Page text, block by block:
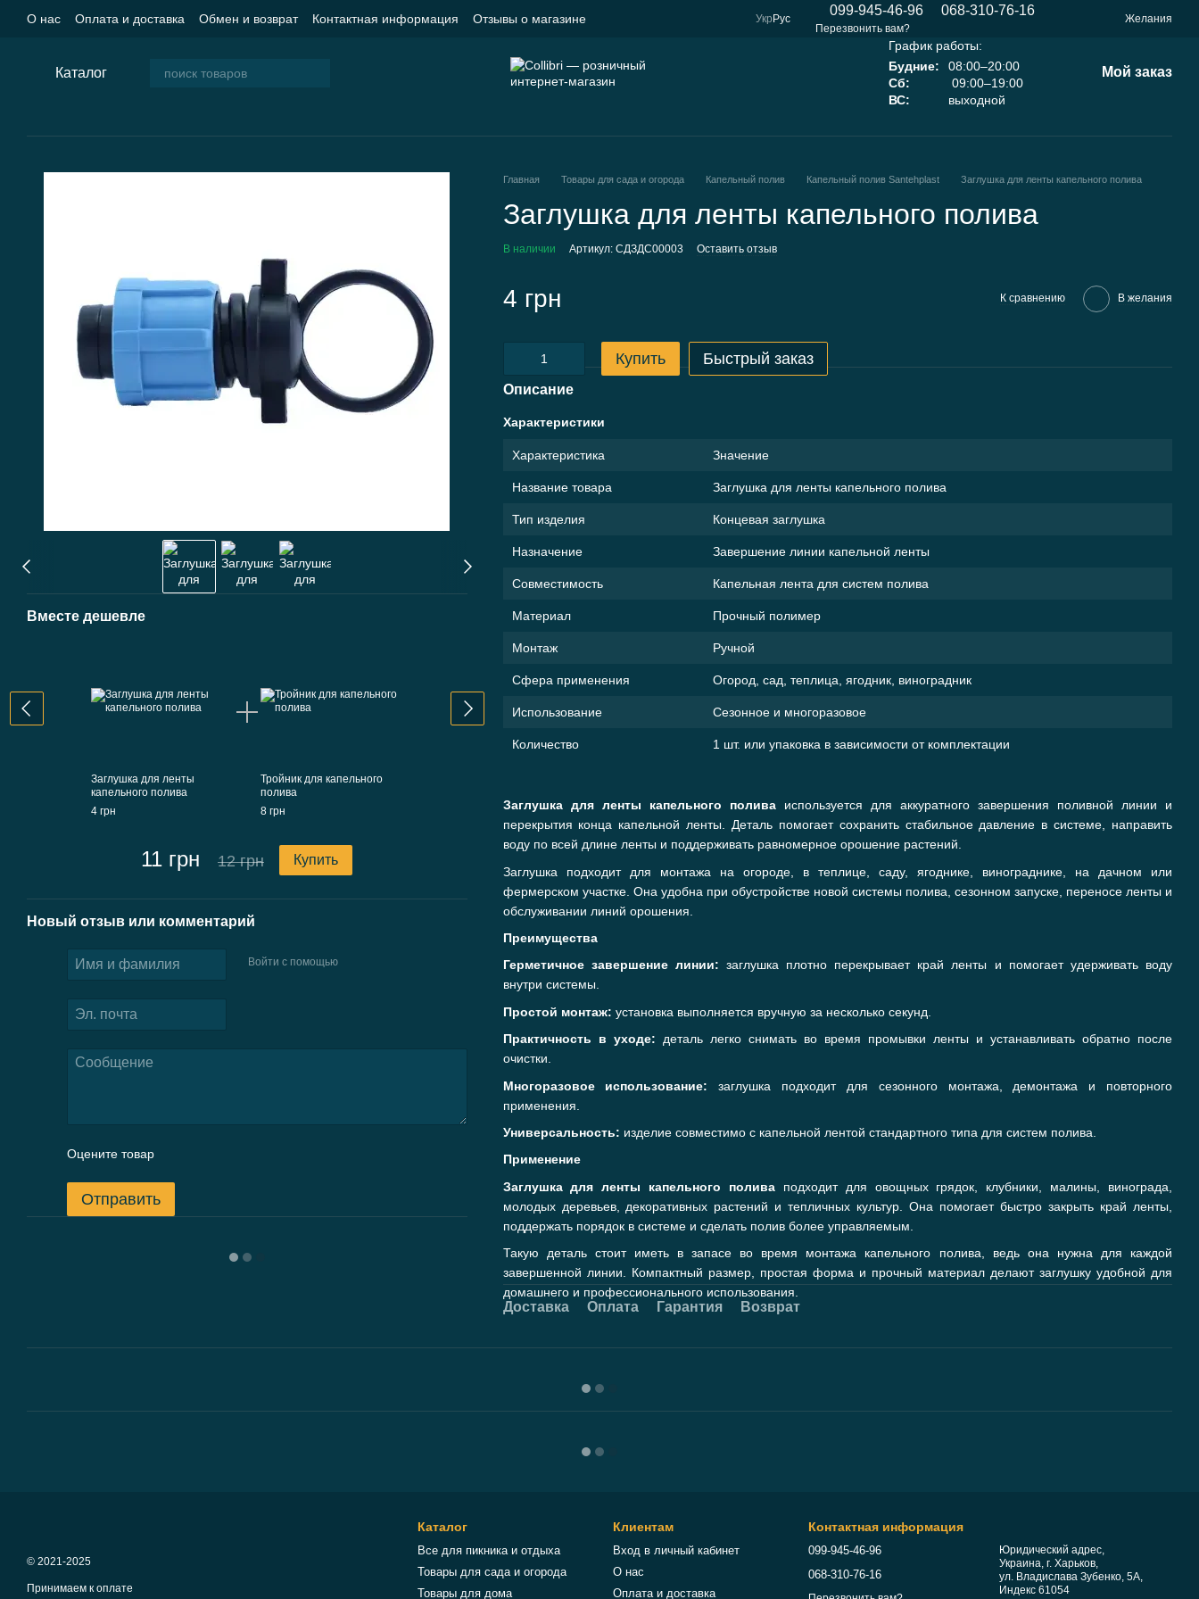
Перейти к основному контенту
О нас Оплата и доставка Обмен и возврат Контактная информация
Отзывы о магазине
Укр Рус
099-945-46-96 068-310-76-16
Перезвонить вам?
Желания
Каталог
График работы:
Будние:
08:00–20:00
Сб:
09:00–19:00
ВС:
выходной
Мой заказ
Вместе дешевле
Заглушка для ленты
капельного полива
4 грн
Тройник для капельного
полива
8 грн
11 грн 12 грн Купить
Вместе дешевле
4 грн
2 грн
Новый отзыв или комментарий
Войти с помощью
Оцените товар
Отправить
Главная Товары для сада и огорода Капельный полив Капельный полив Santehplast Заглушка для ленты капельного полива
Заглушка для ленты капельного полива
В наличии Артикул: СДЗДС00003 Оставить отзыв
4 грн К сравнению В желания
Купить Быстрый заказ
Описание
Характеристики
Характеристика Значение
Название товара Заглушка для ленты капельного полива
Тип изделия Концевая заглушка
Назначение Завершение линии капельной ленты
Совместимость Капельная лента для систем полива
Материал Прочный полимер
Монтаж Ручной
Сфера применения Огород, сад, теплица, ягодник, виноградник
Использование Сезонное и многоразовое
Количество 1 шт. или упаковка в зависимости от комплектации
Заглушка для ленты капельного поливаиспользуется для аккуратного завершения поливной линии и
перекрытия конца капельной ленты. Деталь помогает сохранить стабильное давление в системе, направить
воду по всей длине ленты и поддерживать равномерное орошение растений.
Заглушка подходит для монтажа на огороде, в теплице, саду, ягоднике, винограднике, на дачном или
фермерском участке. Она удобна при обустройстве новой системы полива, сезонном запуске, переносе ленты и
обслуживании линий орошения.
Преимущества
Герметичное завершение линии: заглушка плотно перекрывает край ленты и помогает удерживать воду
внутри системы.
Простой монтаж: установка выполняется вручную за несколько секунд.
Практичность в уходе: деталь легко снимать во время промывки ленты и устанавливать обратно после
очистки.
Многоразовое использование: заглушка подходит для сезонного монтажа, демонтажа и повторного
применения.
Универсальность: изделие совместимо с капельной лентой стандартного типа для систем полива.
Применение
Заглушка для ленты капельного полива подходит для овощных грядок, клубники, малины, винограда,
молодых деревьев, декоративных растений и тепличных культур. Она помогает быстро закрыть край ленты,
поддержать порядок в системе и сделать полив более управляемым.
Такую деталь стоит иметь в запасе во время монтажа капельного полива, ведь она нужна для каждой
завершенной линии. Компактный размер, простая форма и прочный материал делают заглушку удобной для
домашнего и профессионального использования.
Доставка Оплата Гарантия Возврат
© 2021-2025
Принимаем к оплате
Каталог
Все для пикника и отдыха
Товары для сада и огорода
Товары для дома
Клиентам
Вход в личный кабинет
О нас
Оплата и доставка
Контактная информация
099-945-46-96
068-310-76-16
Юридический адрес,
Украина, г. Харьков,
ул. Владислава Зубенко, 5А,
Индекс 61054